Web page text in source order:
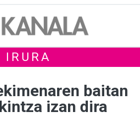
IRURA
baitan
izan dira